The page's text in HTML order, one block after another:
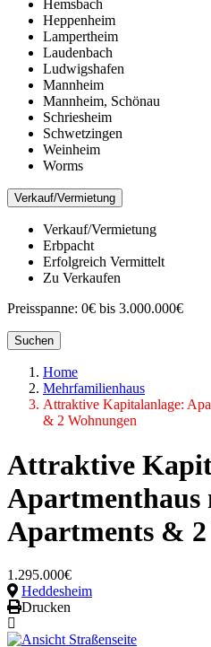
Hemsbach
Heppenheim
Lampertheim
Laudenbach
Ludwigshafen
Mannheim
Mannheim, Schönau
Schriesheim
Schwetzingen
Weinheim
Worms
Verkauf/Vermietung
Verkauf/Vermietung
Erbpacht
Erfolgreich Vermittelt
Zu Verkaufen
Preisspanne: 0€ bis 3.000.000€
Suchen
Home
Mehrfamilienhaus
Attraktive Kapitalanlage:
& 2 Wohnungen
Attraktive
Apartmenthaus
Apartments & 2
1.295.000€
Heddesheim
Drucken